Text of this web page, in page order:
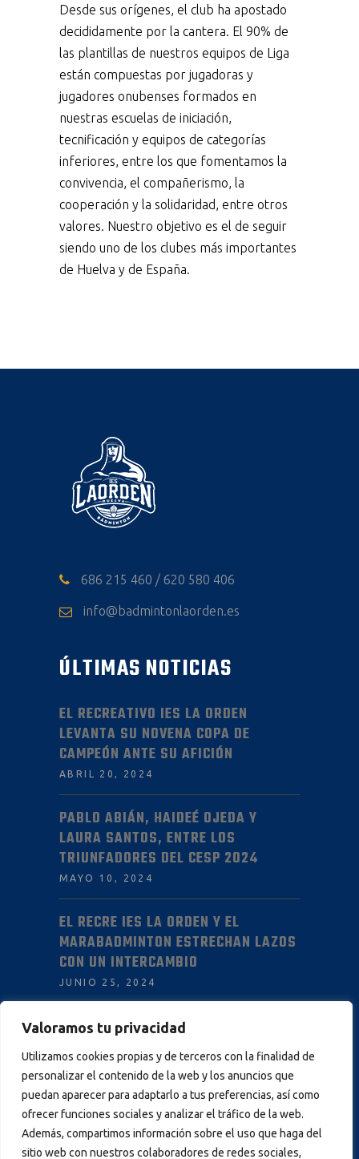
Valoramos tu privacidad
Utilizamos cookies propias y de terceros con la finalidad de
personalizar el contenido de la web y los anuncios que
puedan aparecer para adaptarlo a tus preferencias, así como
ofrecer funciones sociales y analizar el tráfico de la web.
Además, compartimos información sobre el uso que haga del
sitio web con nuestros colaboradores de redes sociales,
Desde sus orígenes, el club ha apostado
decididamente por la cantera. El 90% de
las plantillas de nuestros equipos de Liga
están compuestas por jugadoras y
jugadores onubenses formados en
nuestras escuelas de iniciación,
tecnificación y equipos de categorías
inferiores, entre los que fomentamos la
convivencia, el compañerismo, la
cooperación y la solidaridad, entre otros
valores. Nuestro objetivo es el de seguir
siendo uno de los clubes más importantes
de Huelva y de España.
686 215 460 / 620 580 406
info@badmintonlaorden.es
ÚLTIMAS NOTICIAS
EL RECREATIVO IES LA ORDEN
LEVANTA SU NOVENA COPA DE
CAMPEÓN ANTE SU AFICIÓN
ABRIL 20, 2024
PABLO ABIÁN, HAIDEÉ OJEDA Y
LAURA SANTOS, ENTRE LOS
TRIUNFADORES DEL CESP 2024
MAYO 10, 2024
EL RECRE IES LA ORDEN Y EL
MARABADMINTON ESTRECHAN LAZOS
CON UN INTERCAMBIO
JUNIO 25, 2024
INFORMACIÓN
AVISO LEGAL
POLÍTICA DE PRIVACIDAD
POLÍTICA DE COOKIES